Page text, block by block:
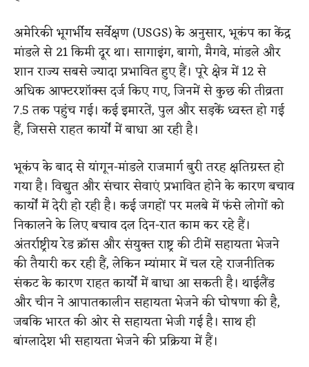
अमेरिकी भूगर्भीय सर्वेक्षण (USGS) के अनुसार, भूकंप का केंद्र
मांडले से 21 किमी दूर था। सागाइंग, बागो, मैगवे, मांडले और
शान राज्य सबसे ज्यादा प्रभावित हुए हैं। पूरे क्षेत्र में 12 से
अधिक आफ्टरशॉक्स दर्ज किए गए, जिनमें से कुछ की तीव्रता
7.5 तक पहुंच गई। कई इमारतें, पुल और सड़कें ध्वस्त हो गई
हैं, जिससे राहत कार्यों में बाधा आ रही है।
भूकंप के बाद से यांगून-मांडले राजमार्ग बुरी तरह क्षतिग्रस्त हो
गया है। विद्युत और संचार सेवाएं प्रभावित होने के कारण बचाव
कार्यों में देरी हो रही है। कई जगहों पर मलबे में फंसे लोगों को
निकालने के लिए बचाव दल दिन-रात काम कर रहे हैं।
अंतर्राष्ट्रीय रेड क्रॉस और संयुक्त राष्ट्र की टीमें सहायता भेजने
की तैयारी कर रही हैं, लेकिन म्यांमार में चल रहे राजनीतिक
संकट के कारण राहत कार्यों में बाधा आ सकती है। थाईलैंड
और चीन ने आपातकालीन सहायता भेजने की घोषणा की है,
जबकि भारत की ओर से सहायता भेजी गई है। साथ ही
बांग्लादेश भी सहायता भेजने की प्रक्रिया में हैं।